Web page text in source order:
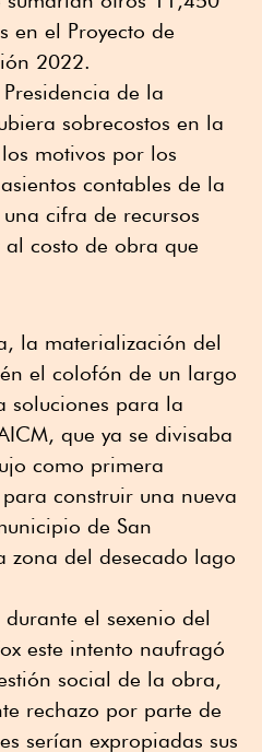
en el Proyecto de
2022.
de la
sobrecostos en la
motivos por los
contables de la
cifra de recursos
costo de obra que
la materialización del
el colofón de un largo
soluciones para la
que ya se divisaba
como primera
construir una nueva
de San
zona del desecado lago
el sexenio del
este intento naufragó
social de la obra,
rechazo por parte de
serían expropiadas sus